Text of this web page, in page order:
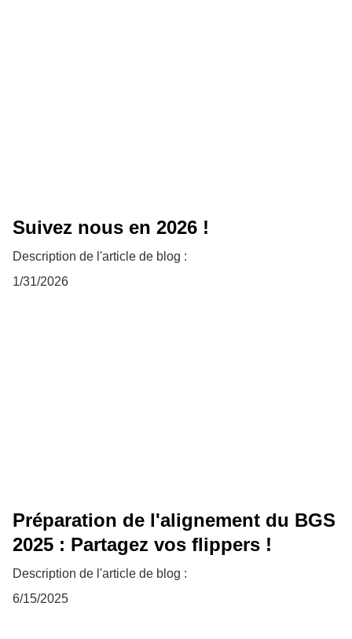
Suivez nous en 2026 !
Description de l'article de blog :
1/31/2026
Préparation de l'alignement du BGS
2025 : Partagez vos flippers !
Description de l'article de blog :
6/15/2025